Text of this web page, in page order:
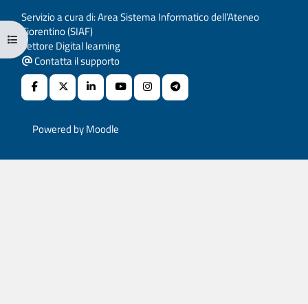
Apri indice del corso
Servizio a cura di: Area Sistema Informatico dell’Ateneo
Fiorentino (SIAF)
Settore Digital learning
Contatta il supporto
Powered byMoodle